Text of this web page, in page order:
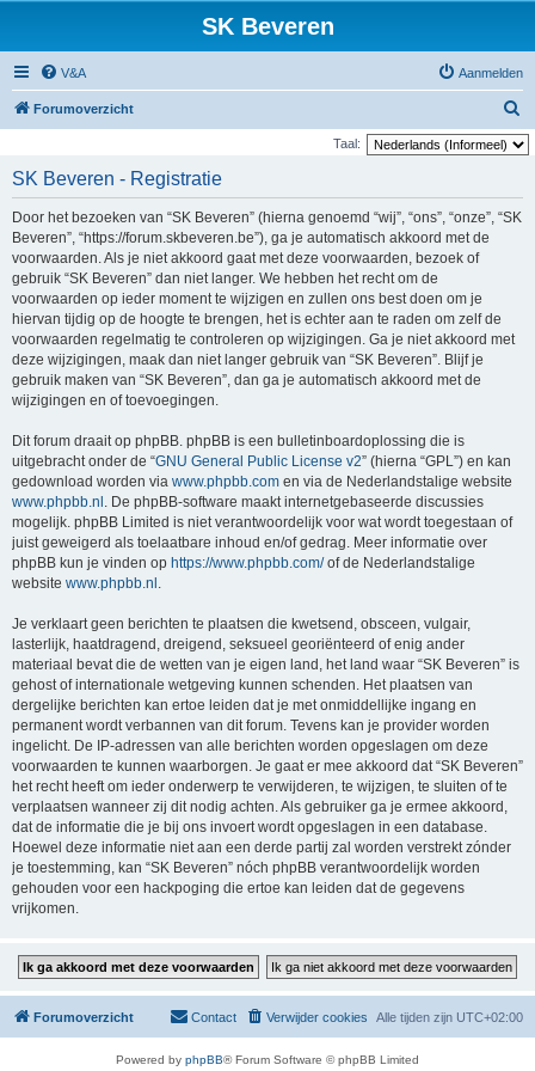
SK Beveren
V&A Aanmelden
Forumoverzicht
o
Taal:
SK Beveren - Registratie
Door het bezoeken van “SK Beveren” (hierna genoemd “wij”, “ons”, “onze”, “SK
Beveren”, “https://forum.skbeveren.be”), ga je automatisch akkoord met de
voorwaarden. Als je niet akkoord gaat met deze voorwaarden, bezoek of
gebruik “SK Beveren” dan niet langer. We hebben het recht om de
voorwaarden op ieder moment te wijzigen en zullen ons best doen om je
hiervan tijdig op de hoogte te brengen, het is echter aan te raden om zelf de
voorwaarden regelmatig te controleren op wijzigingen. Ga je niet akkoord met
deze wijzigingen, maak dan niet langer gebruik van “SK Beveren”. Blijf je
gebruik maken van “SK Beveren”, dan ga je automatisch akkoord met de
wijzigingen en of toevoegingen.
Dit forum draait op phpBB. phpBB is een bulletinboardoplossing die is
uitgebracht onder de “GNU General Public License v2” (hierna “GPL”) en kan
gedownload worden via www.phpbb.com en via de Nederlandstalige website
www.phpbb.nl . De phpBB-software maakt internetgebaseerde discussies
mogelijk. phpBB Limited is niet verantwoordelijk voor wat wordt toegestaan of
juist geweigerd als toelaatbare inhoud en/of gedrag. Meer informatie over
phpBB kun je vinden op https://www.phpbb.com/of de Nederlandstalige
website www.phpbb.nl .
Je verklaart geen berichten te plaatsen die kwetsend, obsceen, vulgair,
lasterlijk, haatdragend, dreigend, seksueel georiënteerd of enig ander
materiaal bevat die de wetten van je eigen land, het land waar “SK Beveren” is
gehost of internationale wetgeving kunnen schenden. Het plaatsen van
dergelijke berichten kan ertoe leiden dat je met onmiddellijke ingang en
permanent wordt verbannen van dit forum. Tevens kan je provider worden
ingelicht. De IP-adressen van alle berichten worden opgeslagen om deze
voorwaarden te kunnen waarborgen. Je gaat er mee akkoord dat “SK Beveren”
het recht heeft om ieder onderwerp te verwijderen, te wijzigen, te sluiten of te
verplaatsen wanneer zij dit nodig achten. Als gebruiker ga je ermee akkoord,
dat de informatie die je bij ons invoert wordt opgeslagen in een database.
Hoewel deze informatie niet aan een derde partij zal worden verstrekt zónder
je toestemming, kan “SK Beveren” nóch phpBB verantwoordelijk worden
gehouden voor een hackpoging die ertoe kan leiden dat de gegevens
vrijkomen.
Forumoverzicht Alle tijden zijn UTC+02:00
Verwijder cookies
Contact
Powered by phpBB® Forum Software © phpBB Limited